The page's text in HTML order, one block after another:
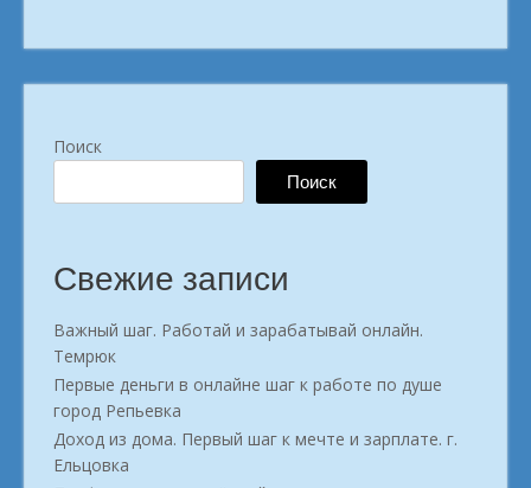
Поиск
Поиск
Свежие записи
Важный шаг. Работай и зарабатывай онлайн.
Темрюк
Первые деньги в онлайне шаг к работе по душе
город Репьевка
Доход из дома. Первый шаг к мечте и зарплате. г.
Ельцовка